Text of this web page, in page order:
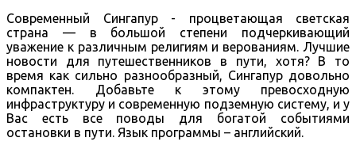
Современный Сингапур - процветающая светская
страна — в большой степени подчеркивающий
уважение к различным религиям и верованиям. Лучшие
новости для путешественников в пути, хотя? В то
время как сильно разнообразный, Сингапур довольно
компактен. Добавьте к этому превосходную
инфраструктуру и современную подземную систему, и у
Вас есть все поводы для богатой событиями
остановки в пути. Язык программы – английский.